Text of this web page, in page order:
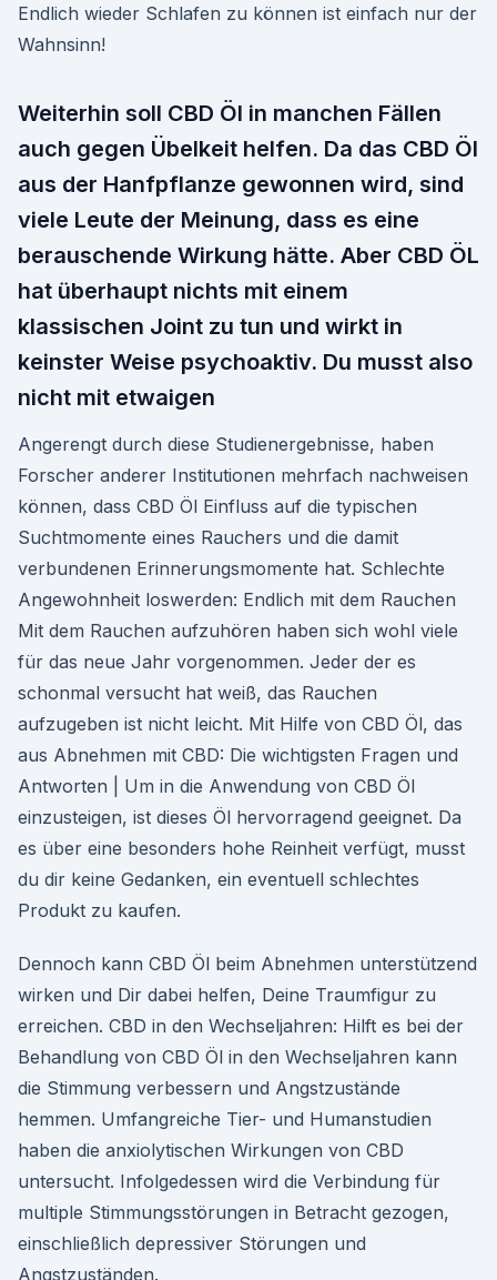
Endlich wieder Schlafen zu können ist einfach nur der
Wahnsinn!
Weiterhin soll CBD Öl in manchen Fällen
auch gegen Übelkeit helfen. Da das CBD Öl
aus der Hanfpflanze gewonnen wird, sind
viele Leute der Meinung, dass es eine
berauschende Wirkung hätte. Aber CBD ÖL
hat überhaupt nichts mit einem
klassischen Joint zu tun und wirkt in
keinster Weise psychoaktiv. Du musst also
nicht mit etwaigen
Angerengt durch diese Studienergebnisse, haben
Forscher anderer Institutionen mehrfach nachweisen
können, dass CBD Öl Einfluss auf die typischen
Suchtmomente eines Rauchers und die damit
verbundenen Erinnerungsmomente hat. Schlechte
Angewohnheit loswerden: Endlich mit dem Rauchen
Mit dem Rauchen aufzuhören haben sich wohl viele
für das neue Jahr vorgenommen. Jeder der es
schonmal versucht hat weiß, das Rauchen
aufzugeben ist nicht leicht. Mit Hilfe von CBD Öl, das
aus Abnehmen mit CBD: Die wichtigsten Fragen und
Antworten | Um in die Anwendung von CBD Öl
einzusteigen, ist dieses Öl hervorragend geeignet. Da
es über eine besonders hohe Reinheit verfügt, musst
du dir keine Gedanken, ein eventuell schlechtes
Produkt zu kaufen.
Dennoch kann CBD Öl beim Abnehmen unterstützend
wirken und Dir dabei helfen, Deine Traumfigur zu
erreichen. CBD in den Wechseljahren: Hilft es bei der
Behandlung von CBD Öl in den Wechseljahren kann
die Stimmung verbessern und Angstzustände
hemmen. Umfangreiche Tier- und Humanstudien
haben die anxiolytischen Wirkungen von CBD
untersucht. Infolgedessen wird die Verbindung für
multiple Stimmungsstörungen in Betracht gezogen,
einschließlich depressiver Störungen und
Angstzuständen.